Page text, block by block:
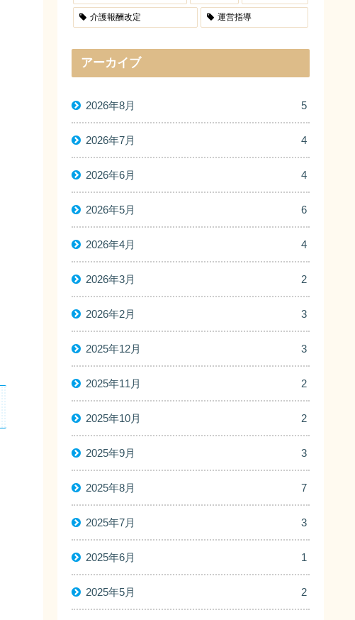
介護報酬改定 運営指導
アーカイブ
2026年8月 5
2026年7月 4
2026年6月 4
2026年5月 6
2026年4月 4
2026年3月 2
2026年2月 3
2025年12月 3
2025年11月 2
2025年10月 2
2025年9月 3
2025年8月 7
2025年7月 3
2025年6月 1
2025年5月 2